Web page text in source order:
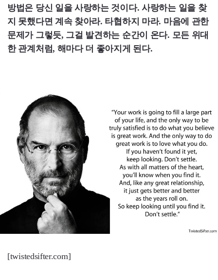
방법은 당신 일을 사랑하는 것이다. 사랑하는 일을 찾
지 못했다면 계속 찾아라. 타협하지 마라. 마음에 관한
문제가 그렇듯, 그걸 발견하는 순간이 온다. 모든 위대
한 관계처럼, 해마다 더 좋아지게 된다.
[twistedsifter.com]